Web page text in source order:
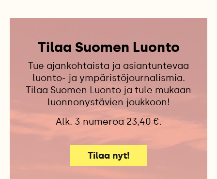
Tilaa Suomen Luonto
Tue ajankohtaista ja asiantuntevaa
luonto- ja ympäristöjournalismia.
Tilaa Suomen Luonto ja tule mukaan
luonnonystävien joukkoon!
Alk. 3 numeroa 23,40 €.
Tilaa nyt!